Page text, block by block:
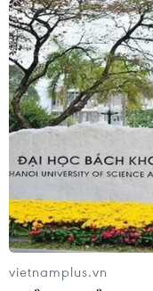
09/08/2026 05:26
Cứu sống trẻ sinh
thai, nặng gần 700
09/08/2026 04:44
Mưa lớn gây ngập
một số khu vực
09/08/2026 04:35
vietnamplus.vn